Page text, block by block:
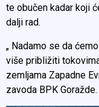
te obučen kadar koji
dalji rad.
„ Nadamo se da
više približiti
zemljama Zapadne
zavoda BPK Goražde.